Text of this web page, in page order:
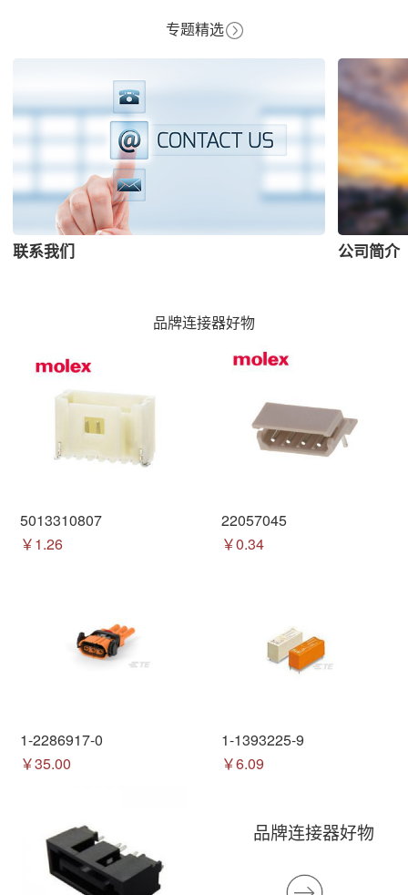
专题精选
联系我们 公司简介
品牌连接器好物
5013310807
￥1.26
22057045
￥0.34
1-2286917-0
￥35.00
1-1393225-9
￥6.09
品牌连接器好物